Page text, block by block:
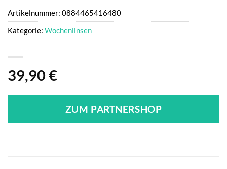
39,90 €
ZUM PARTNERSHOP
Artikelnummer: 0884465416480
Kategorie: Wochenlinsen